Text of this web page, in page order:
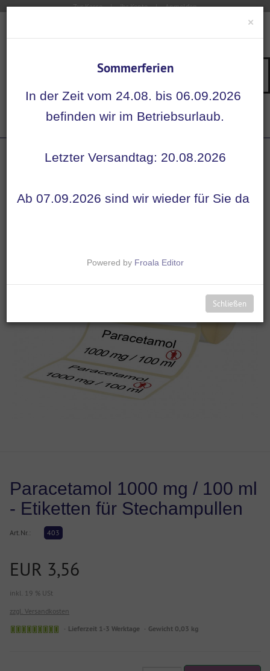
Zur Kasse Ihr Konto Anmelden
Startseite
Paracetamol 1000 mg / 100 ml
- Etiketten für Stechampullen
Art.Nr.: 403
EUR 3,56
inkl. 19 % USt
zzgl. Versandkosten
Lieferzeit 1-3 Werktage Gewicht 0,03 kg
×
Sommerferien
In der Zeit vom 24.08. bis 06.09.2026
befinden wir im Betriebsurlaub.
Letzter Versandtag: 20.08.2026
Ab 07.09.2026 sind wir wieder für Sie da
Powered by Froala Editor
Schließen